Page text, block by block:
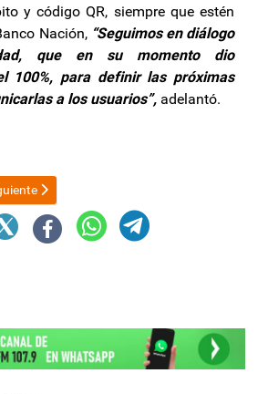
y código QR, siempre que estén
Nación, “Seguimos en diálogo
que en su momento dio
100%, para definir las próximas
a los usuarios”, adelantó.
Agustín Rossi: "Al gobierno no le va a ir bien
siguiente: Criar un hijo en Argentina ya